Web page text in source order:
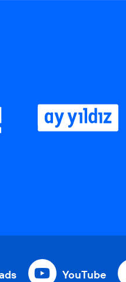
YouTube